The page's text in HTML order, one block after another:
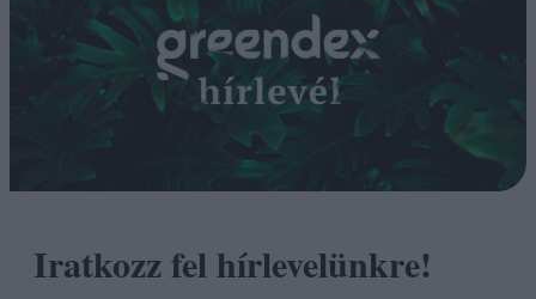
Iratkozz fel hírlevelünkre!